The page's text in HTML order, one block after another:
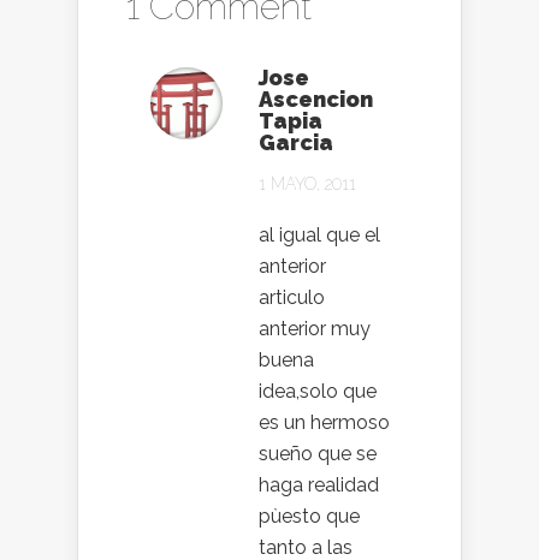
Jose
Ascencion
Tapia
Garcia
1 MAYO, 2011
al igual que el
anterior
articulo
anterior muy
buena
idea,solo que
es un hermoso
sueño que se
haga realidad
pùesto que
tanto a las